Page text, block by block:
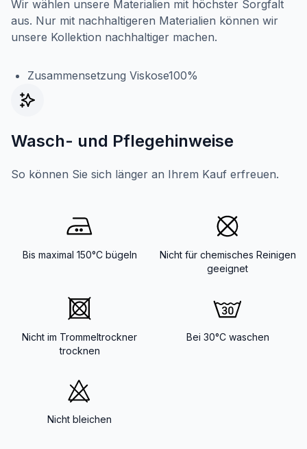
Wir wählen unsere Materialien mit höchster Sorgfalt
aus. Nur mit nachhaltigeren Materialien können wir
unsere Kollektion nachhaltiger machen.
Zusammensetzung Viskose100%
Wasch- und Pflegehinweise
So können Sie sich länger an Ihrem Kauf erfreuen.
Bis maximal 150°C bügeln
Nicht für chemisches Reinigen
geeignet
Nicht im Trommeltrockner
trocknen
Bei 30°C waschen
Nicht bleichen